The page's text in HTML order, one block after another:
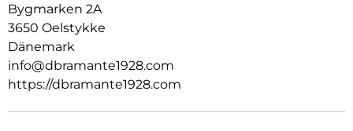
Schockabsorption
Das intelligente, nicht künstliche Material versteift sich, um
Stöße zu absorbieren, Ermüdung zu minimieren und den
Komfort zu erhöhen.
SIE VERTRAUEN D3O
D3O produziert den weltbesten Schutz für Menschen und
Bygmarken 2A
3650 Oelstykke
Dänemark
info@dbramante1928.com
https://dbramante1928.com